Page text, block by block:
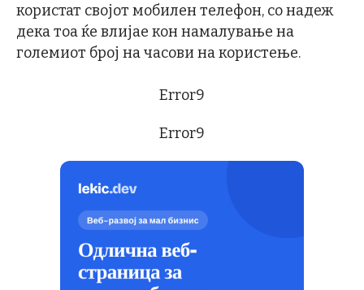
користат својот мобилен телефон, со надеж
дека тоа ќе влијае кон намалување на
големиот број на часови на користење.
Error9
Error9